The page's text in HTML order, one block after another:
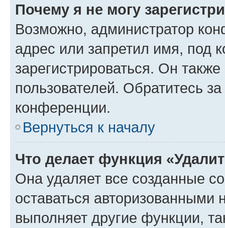
Почему я не могу
Возможно, администратор
адрес или запретил имя, под
зарегистрироваться. Он
пользователей. Обратитесь
конференции.
Вернуться к началу
Что делает функция
Она удаляет все созданные
оставаться авторизованными
выполняет другие функции,